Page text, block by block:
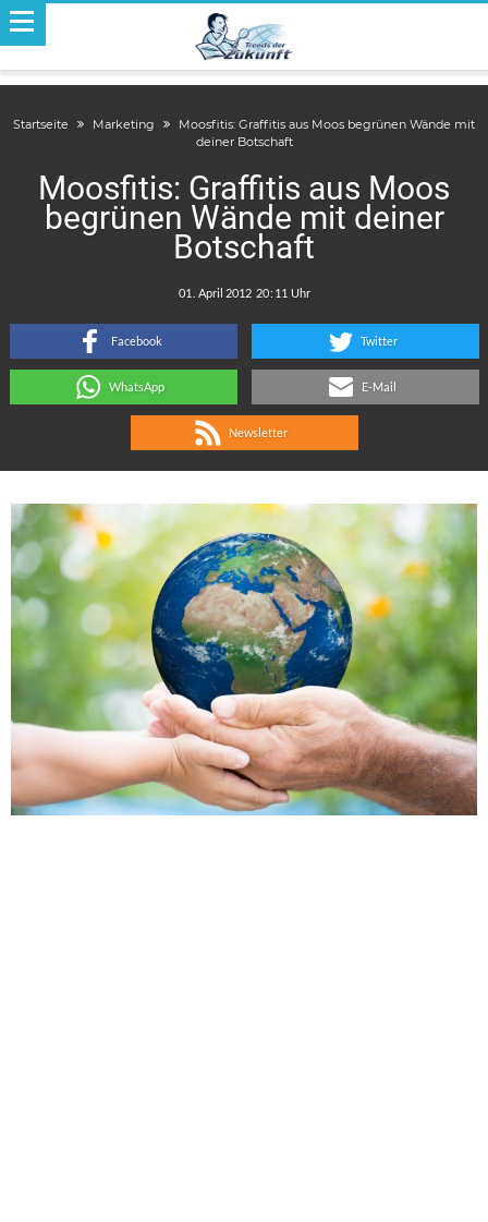
Startseite Marketing
Moosfitis: Graffitis aus Moos begrünen Wände mit
deiner Botschaft
Moosfitis: Graffitis aus Moos
begrünen Wände mit deiner
Botschaft
:
Facebook Twitter
WhatsApp E-Mail
Newsletter